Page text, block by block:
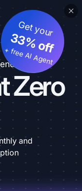
Zero
Get your
33% off
+ free AI Agent
and